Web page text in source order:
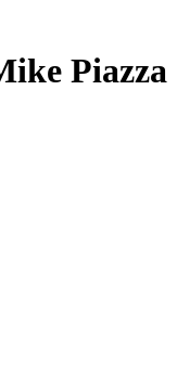
Piazza